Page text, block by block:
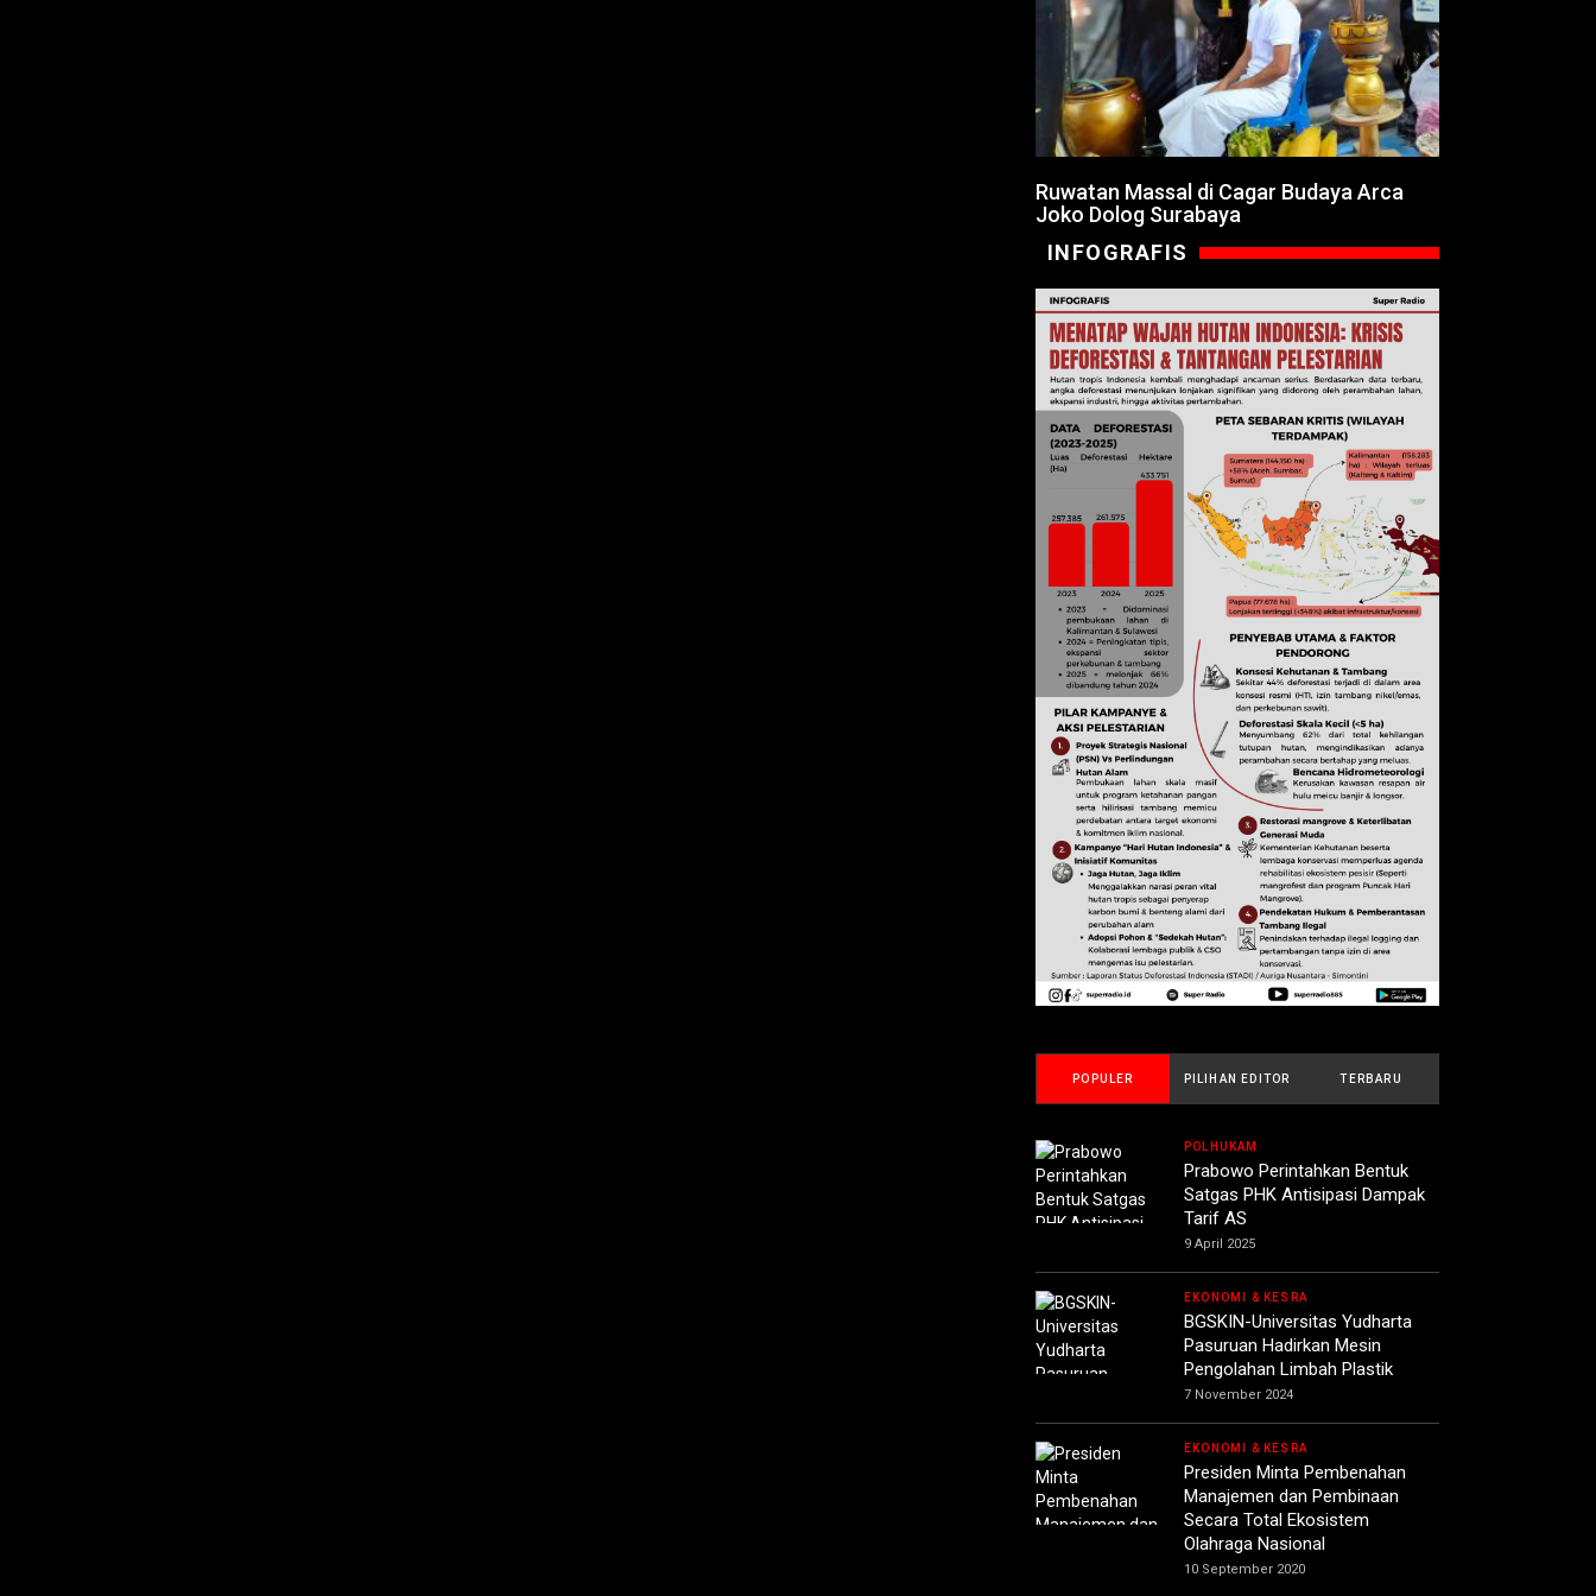
Ruwatan Massal di Cagar Budaya Arca
Joko Dolog Surabaya
INFOGRAFIS
POPULER PILIHAN EDITOR TERBARU
POLHUKAM
Prabowo Perintahkan Bentuk
Satgas PHK Antisipasi Dampak
Tarif AS
9 April 2025
EKONOMI & KESRA
BGSKIN-Universitas Yudharta
Pasuruan Hadirkan Mesin
Pengolahan Limbah Plastik
7 November 2024
EKONOMI & KESRA
Presiden Minta Pembenahan
Manajemen dan Pembinaan
Secara Total Ekosistem
Olahraga Nasional
10 September 2020